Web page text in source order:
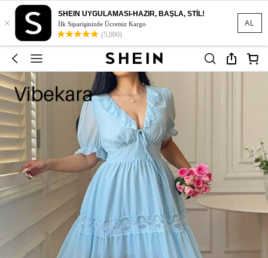
AL
×
SHEIN UYGULAMASI-HAZIR, BAŞLA, STİL!
İlk Siparişinizde Ücretsiz Kargo
(5,000)